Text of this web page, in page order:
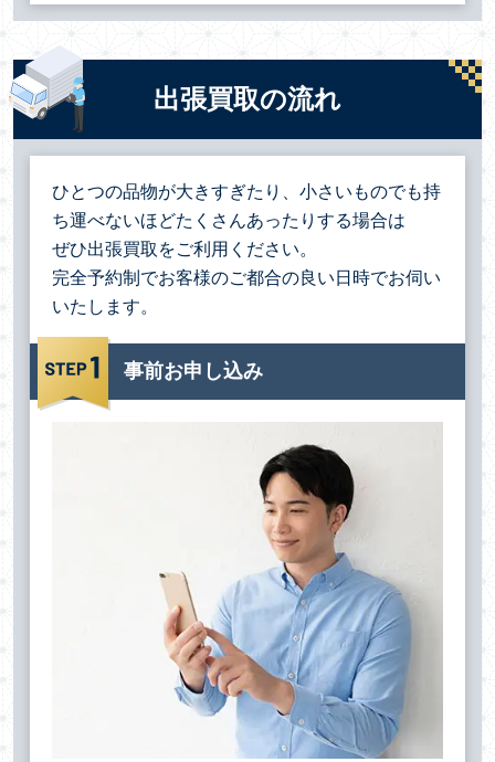
出張買取の流れ
ひとつの品物が大きすぎたり、小さいものでも持
ち運べないほどたくさんあったりする場合は
ぜひ出張買取をご利用ください。
完全予約制でお客様のご都合の良い日時でお伺い
いたします。
事前お申し込み